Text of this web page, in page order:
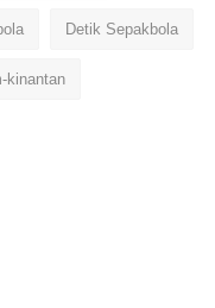
Detik Sepakbola
kinantan